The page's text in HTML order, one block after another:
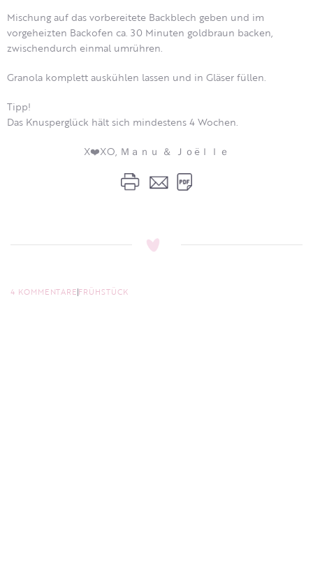
Mischung auf das vorbereitete Backblech geben und im
vorgeheizten Backofen ca. 30 Minuten goldbraun backen,
zwischendurch einmal umrühren.
Granola komplett auskühlen lassen und in Gläser füllen.
Tipp!
Das Knusperglück hält sich mindestens 4 Wochen.
X❤️XO, Ｍａｎｕ ＆ Ｊｏëｌｌｅ
4 KOMMENTAREFRÜHSTÜCK